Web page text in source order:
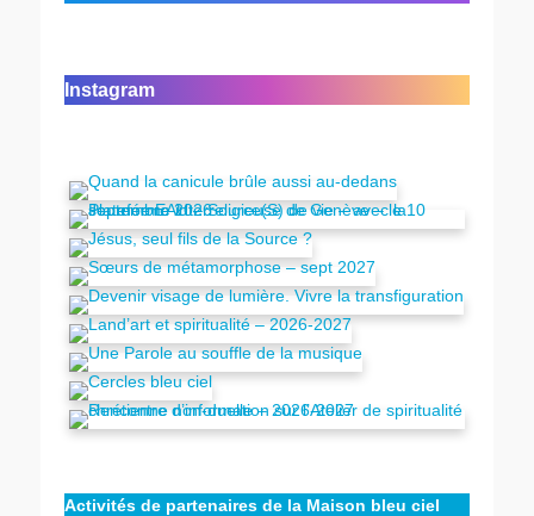
Instagram
Activités de partenaires de la Maison bleu ciel